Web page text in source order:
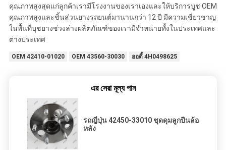
คุณภาพสูงสุดแก่ลูกค้าเรามีโรงงานของเราเองและให้บริการบูช OEM
คุณภาพสูงและชิ้นส่วนยางรถยนต์มานานกว่า 12 ปี มีความเชี่ยวชาญ
ในพื้นที่บุชยางช่วงล่างผลิตภัณฑ์ของเรามีจำหน่ายทั้งในประเทศและ
ต่างประเทศ
OEM 42410-01020 OEM 43560-30030 ออดี้ 4H0498625
এর সেরা মূল্য পান
รถญี่ปุ่น 42450-33010 ชุดดุมลูกปืนล้อ
หลัง